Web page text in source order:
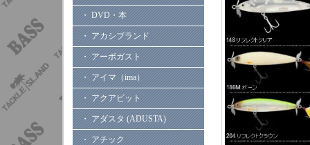
・ DVD・本
・ アカシブランド
・ アーボガスト
・ アイマ（ima）
・ アクアビット
・ アダスタ (ADUSTA)
・ アチック